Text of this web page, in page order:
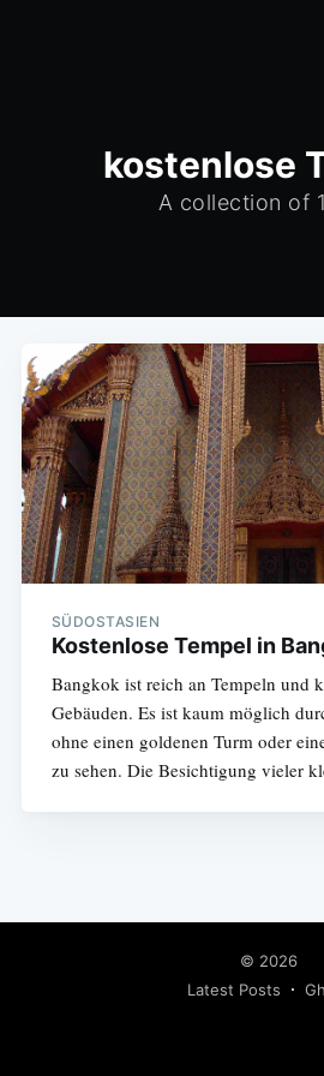
kostenlose
A collection of
SÜDOSTASIEN
Kostenlose Tempel in
Bangkok ist reich an Tempeln und
Gebäuden. Es ist kaum möglich
ohne einen goldenen Turm oder
zu sehen. Die Besichtigung vieler
© 2026
Latest Posts